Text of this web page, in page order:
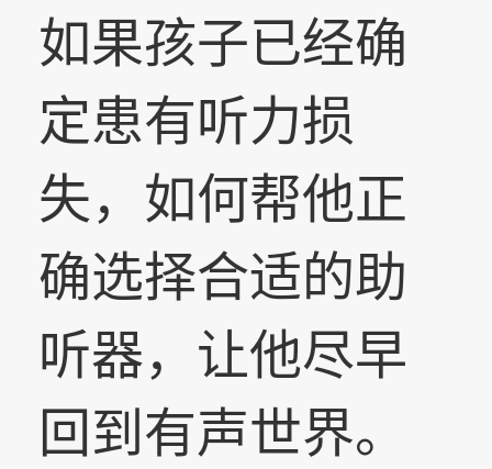
如果孩子已经确
定患有听力损
失，如何帮他正
确选择合适的助
听器，让他尽早
回到有声世界。